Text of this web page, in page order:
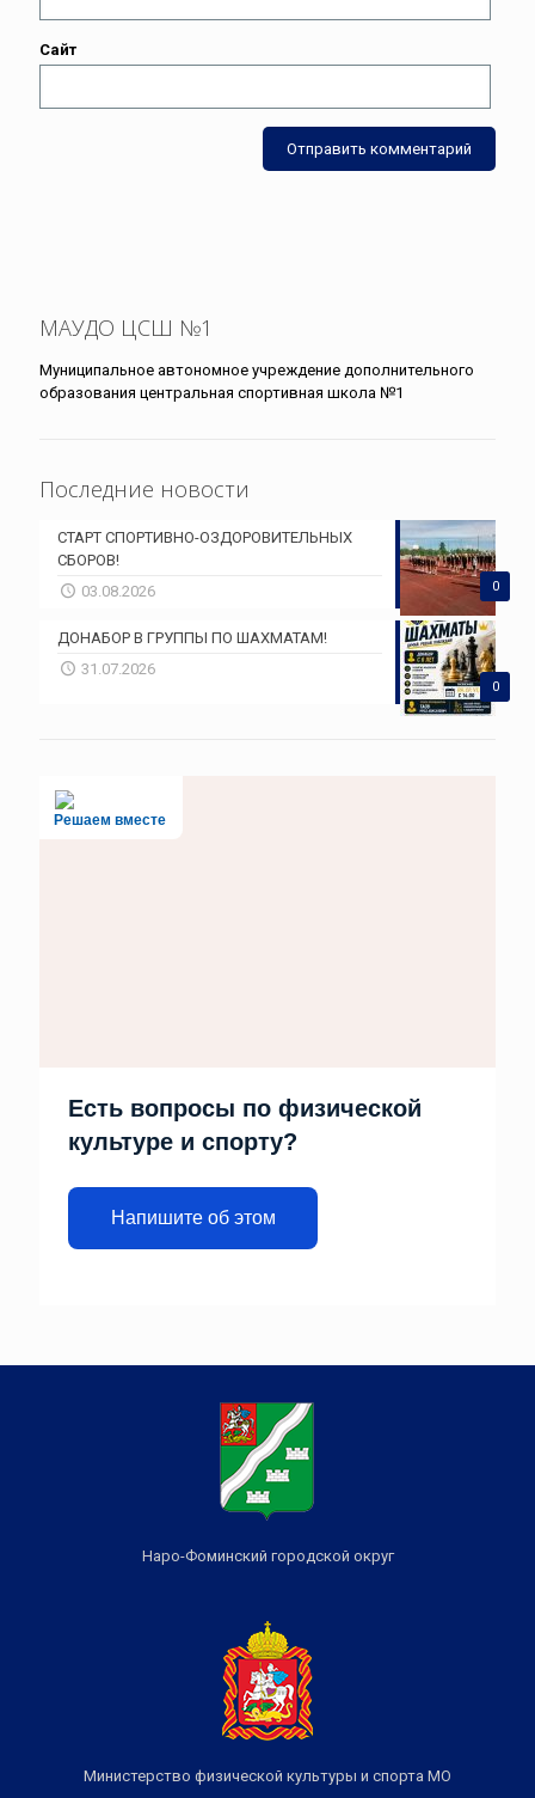
Сайт
МАУДО ЦСШ №1
Муниципальное автономное учреждение дополнительного
образования центральная спортивная школа №1
Последние новости
0
СТАРТ СПОРТИВНО-ОЗДОРОВИТЕЛЬНЫХ
СБОРОВ!
03.08.2026
0
ДОНАБОР В ГРУППЫ ПО ШАХМАТАМ!
31.07.2026
Решаем вместе
Есть вопросы по физической
культуре и спорту?
Напишите об этом
Наро-Фоминский городской округ
Министерство физической культуры и спорта МО